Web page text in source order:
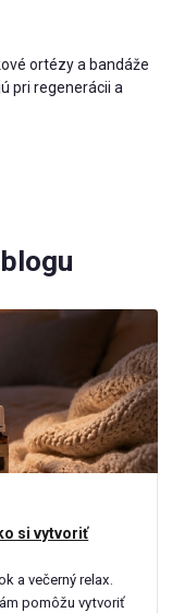
ortézy a bandáže
pri regenerácii a
si vytvoriť
a večerný relax.
pomôžu vytvoriť